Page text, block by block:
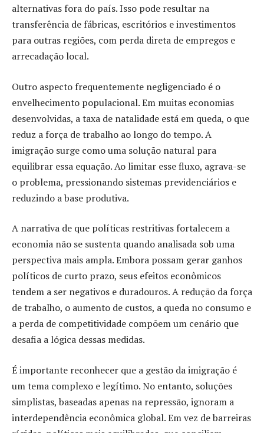
alternativas fora do país. Isso pode resultar na
transferência de fábricas, escritórios e investimentos
para outras regiões, com perda direta de empregos e
arrecadação local.
Outro aspecto frequentemente negligenciado é o
envelhecimento populacional. Em muitas economias
desenvolvidas, a taxa de natalidade está em queda, o que
reduz a força de trabalho ao longo do tempo. A
imigração surge como uma solução natural para
equilibrar essa equação. Ao limitar esse fluxo, agrava-se
o problema, pressionando sistemas previdenciários e
reduzindo a base produtiva.
A narrativa de que políticas restritivas fortalecem a
economia não se sustenta quando analisada sob uma
perspectiva mais ampla. Embora possam gerar ganhos
políticos de curto prazo, seus efeitos econômicos
tendem a ser negativos e duradouros. A redução da força
de trabalho, o aumento de custos, a queda no consumo e
a perda de competitividade compõem um cenário que
desafia a lógica dessas medidas.
É importante reconhecer que a gestão da imigração é
um tema complexo e legítimo. No entanto, soluções
simplistas, baseadas apenas na repressão, ignoram a
interdependência econômica global. Em vez de barreiras